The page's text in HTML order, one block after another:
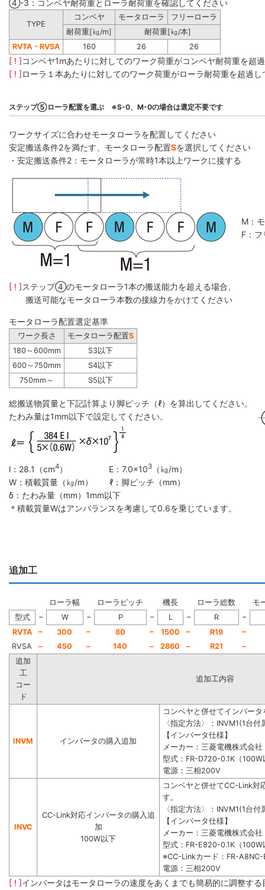
④-3：コンベヤ耐荷重とローラ耐荷重を確認してください
TYPE
コンベヤ モータローラ
フリーローラ
耐荷重[㎏/m]
耐荷重[㎏/本]
RVTA・RVSA
160 26 26
[ ! ]コンベヤ1mあたりに対してのワーク荷重がコンベヤ耐荷重を超
[ ! ]ローラ１本あたりに対してのワーク荷重がローラ耐荷重を超過
ステップ⑤ローラ配置を選ぶ ※S-0、M-0の場合は選定不要です
ワークサイズに合わせモータローラを配置してください
安定搬送条件2を満たす、モータローラ配置Sを選択してください
・安定搬送条件2：モータローラが常時1本以上ワークに接する
M：
F：
[ ! ]ステップ④のモータローラ1本の搬送能力を超える場合、
搬送可能なモータローラ本数の接線力をかけてください
モータローラ配置選定基準
ワーク長さ モータローラ配置S
180～600mm
S3以下
600～750mm
S4以下
750mm～
S5以下
総搬送物質量と下記計算より脚ピッチ（ℓ）を算出してください。
たわみ量は1mm以下で設定してください。
l：28.1（cm4） E：7.0×103
（㎏/m）
W：積載質量（㎏/m） ℓ：脚ピッチ（mm）
δ：たわみ量（mm）1mm以下
＊積載質量Wはアンバランスを考慮して0.6を乗じています。
追加工
ローラ幅 ローラピッチ 機長 ローラ総数
モ
型式
− W − P − L − R
−
RVTA
− 300 − 80 − 1500 − R19
−
RVSA
− 450 − 140 − 2860 − R21
−
追加
工
コー
ド
追加工内容
INVM インバータの購入追加
コンベヤと併せてインバー
〈指定方法〉：INVM1(1台
【インバータ仕様】
メーカー：三菱電機株式会社
型式：FR-D720-0.1K（100W
電源：三相200V
INVC
CC-Link対応インバータの購入追
加
100W以下
コンベヤと併せてCC-Link対
す。
〈指定方法〉：INVM1(1台
【インバータ仕様】
メーカー：三菱電機株式会社
型式：FR-E820-0.1K（100W
※CC-Linkカード：FR-A8NC-
電源：三相200V
[ ! ]インバータはモータローラの速度をあくまでも簡易的に調整す